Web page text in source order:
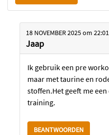
18 NOVEMBER 2025om 22:01
Jaap
Ik gebruik een pre
maar met taurine en
stoffen.Het geeft me
training.
BEANTWOORDEN